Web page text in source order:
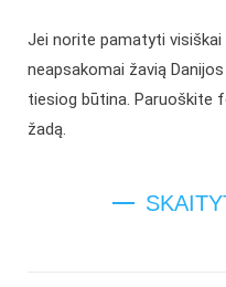
Jei norite pamatyti
neapsakomai žavią
tiesiog būtina. Paruoškite
žadą.